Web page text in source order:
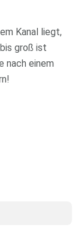
Kanal liegt,
groß ist
nach einem